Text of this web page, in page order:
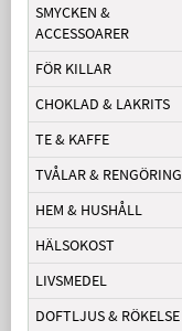
SMYCKEN &
ACCESSOARER
FÖR KILLAR
CHOKLAD & LAKRITS
TE & KAFFE
TVÅLAR & RENGÖRING
HEM & HUSHÅLL
HÄLSOKOST
LIVSMEDEL
DOFTLJUS & RÖKELSE